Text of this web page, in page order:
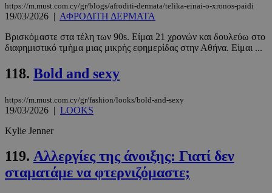
https://m.must.com.cy/gr/blogs/afroditi-dermata/telika-einai-o-xronos-paidi
19/03/2026 | ΑΦΡΟΔΙΤΗ ΔΕΡΜΑΤΑ
Βρισκόμαστε στα τέλη των 90s. Είμαι 21 χρονών και δουλεύω στο
διαφημιστικό τμήμα μιας μικρής εφημερίδας στην Αθήνα. Είμαι ...
118. Bold and sexy
https://m.must.com.cy/gr/fashion/looks/bold-and-sexy
19/03/2026 | LOOKS
Kylie Jenner
119. Αλλεργίες της άνοιξης: Γιατί δεν
σταματάμε να φτερνιζόμαστε;
PHPSESSID
PHP.net
m.must.com.cy